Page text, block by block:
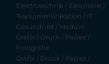
Elektrotechnik / Elektronik /
Telekommunikation / IT
Gesundheit / Medizin
Grafik / Druck / Papier /
Fotografie
Grafik / Druck / Papier /